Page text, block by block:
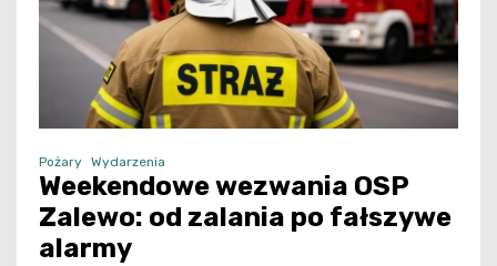
Pożary Wydarzenia
Weekendowe wezwania OSP
Zalewo: od zalania po fałszywe
alarmy